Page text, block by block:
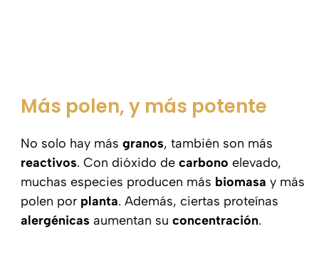
Más polen, y más potente
No solo hay más granos, también son más
reactivos. Con dióxido de carbono elevado,
muchas especies producen más biomasa y más
polen por planta. Además, ciertas proteínas
alergénicas aumentan su concentración.